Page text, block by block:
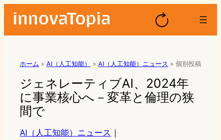
ホーム » AI（人工知能） » AI（人工知能）ニュース » 個別投稿
ジェネレーティブAI、2024年
に事業核心へ－変革と倫理の狭
間で
AI（人工知能）ニュース ｜